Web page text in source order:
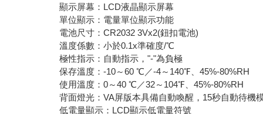
顯示屏幕：LCD液晶顯示屏幕
單位顯示：電量單位顯示功能
電池尺寸：CR2032 3Vx2(鈕扣電池)
溫度係數：小於0.1x準確度/℃
極性指示：自動指示，"-"為負極
保存溫度：-10～60 ℃／-4～140℉、45%-80%RH
使用溫度：0～40 ℃／32～104℉、45%-80%RH
背面燈光：VA屏版本具備自動喚醒，15秒自動待機
低電量顯示：LCD顯示低電量符號